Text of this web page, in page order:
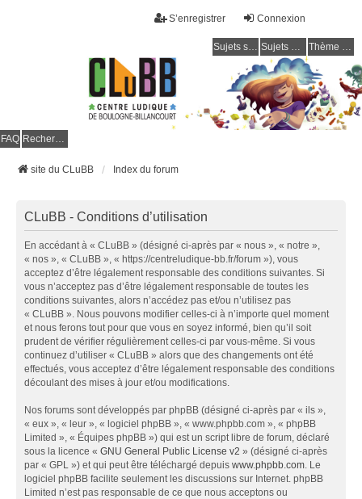
Connexion
S’enregistrer
Sujets sans réponse Sujets actifs Thème clair / foncé
FAQ Rechercher
site du CLuBB Index du forum
CLuBB - Conditions d’utilisation
En accédant à « CLuBB » (désigné ci-après par « nous », « notre »,
« nos », « CLuBB », « https://centreludique-bb.fr/forum »), vous
acceptez d’être légalement responsable des conditions suivantes. Si
vous n’acceptez pas d’être légalement responsable de toutes les
conditions suivantes, alors n’accédez pas et/ou n’utilisez pas
« CLuBB ». Nous pouvons modifier celles-ci à n’importe quel moment
et nous ferons tout pour que vous en soyez informé, bien qu’il soit
prudent de vérifier régulièrement celles-ci par vous-même. Si vous
continuez d’utiliser « CLuBB » alors que des changements ont été
effectués, vous acceptez d’être légalement responsable des conditions
découlant des mises à jour et/ou modifications.
Nos forums sont développés par phpBB (désigné ci-après par « ils »,
« eux », « leur », « logiciel phpBB », « www.phpbb.com », « phpBB
Limited », « Équipes phpBB ») qui est un script libre de forum, déclaré
sous la licence « GNU General Public License v2 » (désigné ci-après
par « GPL ») et qui peut être téléchargé depuis www.phpbb.com. Le
logiciel phpBB facilite seulement les discussions sur Internet. phpBB
Limited n’est pas responsable de ce que nous acceptons ou